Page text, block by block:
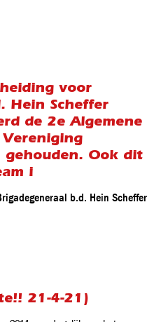
voor
Hein Scheffer
de 2e Algemene
gehouden. Ook dit
i
b.d. Hein Scheffer
21-4-21)